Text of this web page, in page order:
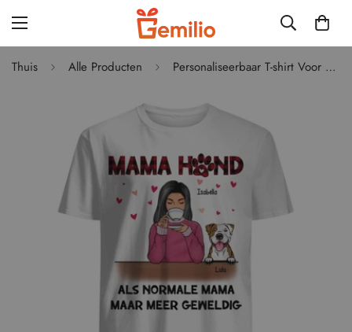
Thuis Alle Producten Personaliseerbaar T-shirt Voor Hondenliefhebbers Mama Hond